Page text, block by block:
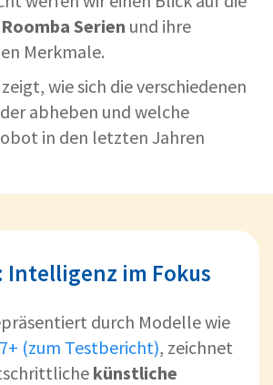
Serien und ihre
Merkmale.
wie sich die verschiedenen
abheben und welche
in den letzten Jahren
Intelligenz im Fokus
durch Modelle wie
(zum Testbericht), zeichnet
künstliche